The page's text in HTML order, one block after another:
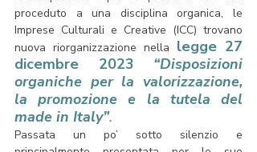
proceduto a una disciplina organica, le
Imprese Culturali e Creative (ICC) trovano
nuova riorganizzazione nella legge 27
dicembre 2023 “Disposizioni
organiche per la valorizzazione,
la promozione e la tutela del
made in Italy”.
Passata un po’ sotto silenzio e